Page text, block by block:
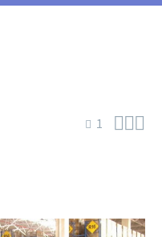
1 